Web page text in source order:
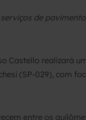
de
Castello realizará
(SP-029), com
entre os